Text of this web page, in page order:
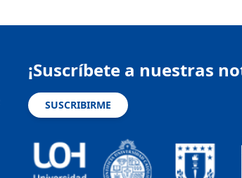
¡Suscríbete a nuestras
SUSCRIBIRME